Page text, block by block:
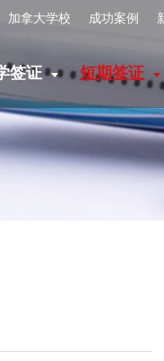
加拿大学校 成功案例
签证 短期签证